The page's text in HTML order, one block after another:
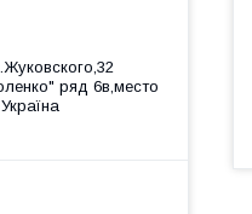
ряд 6в,место